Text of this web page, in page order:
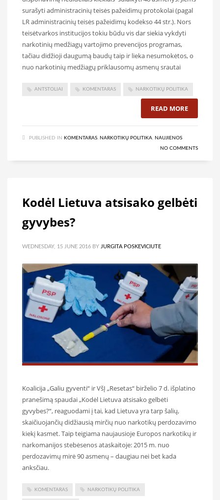
surašyti administracinių teisės pažeidimų protokolai (pagal
LR administracinių teisės pažeidimų kodekso 44 str.). Nors
teisėtvarkos institucijos tokiu būdu vis dar siekia vykdyti
narkotinių medžiagų vartojimo prevencijos programas,
tačiau didžioji daugumą baudų taip ir lieka nesumokėtos, o
nuo narkotinių medžiagų priklausomų asmenų srautai
ANTSTOLIAI KOMENTARAS NARKOTIKŲ POLITIKA
READ MORE
PUBLISHED IN KOMENTARAS NARKOTIKŲ POLITIKA NAUJIENOS
NO COMMENTS
Kodėl Lietuva atsisako gelbėti
gyvybes?
WEDNESDAY, 15 JUNE 2016 BY JURGITA POSKEVICIUTE
Koalicija „Galiu gyventi“ ir VšĮ „Resetas“ birželio 7 d. išplatino
pranešimą spaudai „Kodėl Lietuva atsisako gelbėti
gyvybes?“, reaguodami į tai, kad Lietuva yra tarp šalių,
skaičiuojančių didžiausią mirčių nuo narkotikų perdozavimo
kiekį kasmet. Taip teigiama naujausioje Europos narkotikų ir
narkomanijos stebėsenos ataskaitoje: 2015 m. nuo
perdozavimų mirė 90 asmenų – daugiau nei bet kada
anksčiau.
KOMENTARAS NARKOTIKŲ POLITIKA